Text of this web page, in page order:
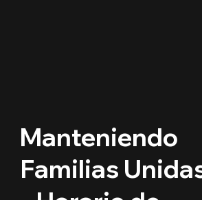
Manteniendo
Familias